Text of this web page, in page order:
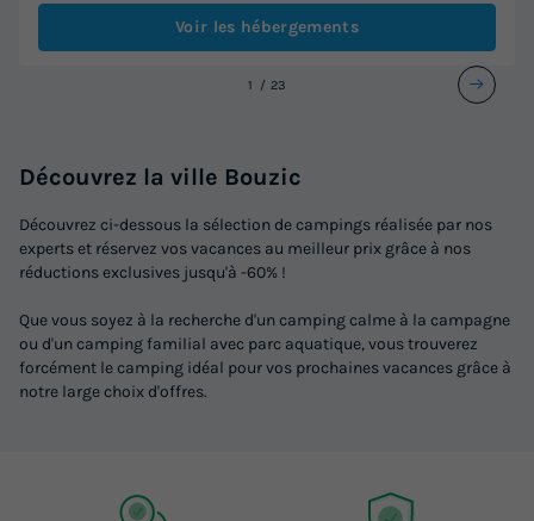
Voir les hébergements
1 23
Découvrez la ville Bouzic
Découvrez ci-dessous la sélection de campings réalisée par nos
experts et réservez vos vacances au meilleur prix grâce à nos
réductions exclusives jusqu'à -60% !
Que vous soyez à la recherche d'un camping calme à la campagne
ou d'un camping familial avec parc aquatique, vous trouverez
forcément le camping idéal pour vos prochaines vacances grâce à
notre large choix d'offres.